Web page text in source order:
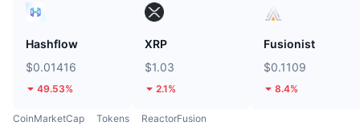
Hashflow
$0.01416
49.53%
XRP
$1.03
2.1%
Fusionist
$0.1109
8.4%
CoinMarketCap Tokens ReactorFusion